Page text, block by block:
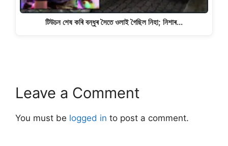
টিউচন শেষ কৰি বন্ধুৰ সৈতে ওলাই গৈছিল নিহা; নিশাৰ…
Leave a Comment
You must be logged in to post a comment.